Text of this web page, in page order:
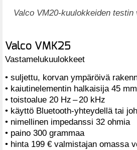
Valco VM20-kuulokkeiden testin
Valco VMK25
Vastamelukuulokkeet
• suljettu, korvan ympäröivä
• kaiutinelementin halkaisija 45 mm
• toistoalue 20 Hz – 20 kHz
• käyttö Bluetooth-yhteydellä tai
• nimellinen impedanssi 32 ohmia
• paino 300 grammaa
• hinta 199 € valmistajan omassa